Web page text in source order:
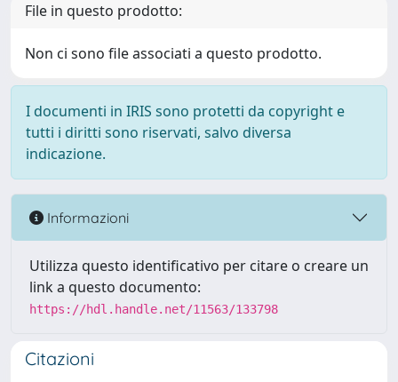
File in questo prodotto:
Non ci sono file associati a questo prodotto.
I documenti in IRIS sono protetti da copyright e
tutti i diritti sono riservati, salvo diversa
indicazione.
Informazioni
Utilizza questo identificativo per citare o creare un
link a questo documento:
https://hdl.handle.net/11563/133798
Citazioni